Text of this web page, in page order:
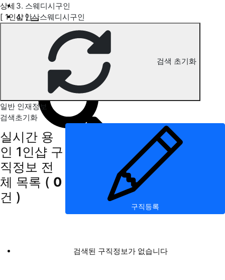
3. 스웨디시구인
4. 안산스웨디시구인
용인 1인샵 구직정보
상세
[ 1인샵 ]
검색 초기화
일반 인재정보
검색초기화
실시간 용
인 1인샵 구
직정보 전
체 목록 ( 0
건 )
구직등록
검색된 구직정보가 없습니다